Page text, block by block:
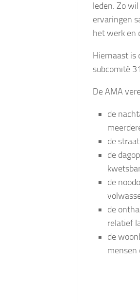
leden. Zo
ervaringen
het werk en
Hiernaast is
subcomité
De AMA
de
de
de
de
de
relatief
de
mensen